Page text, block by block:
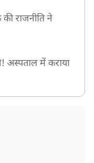
राजनीति ने
अस्पताल में कराया
लीक कराया